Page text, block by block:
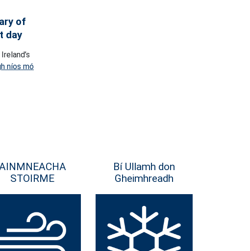
of
day
níos mó
STOIRME
Bí Ullamh don
Gheimhreadh